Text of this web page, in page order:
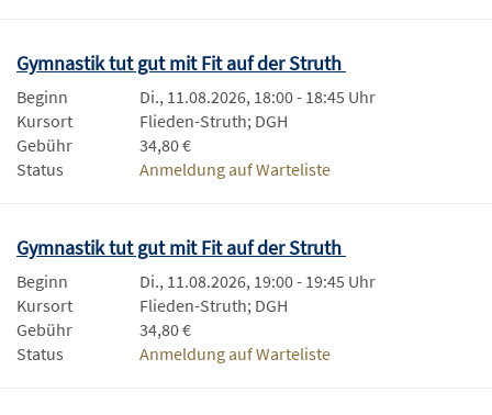
Gymnastik tut gut mit Fit auf der Struth
Beginn
Di., 11.08.2026, 18:00 - 18:45 Uhr
Kursort
Flieden-Struth; DGH
Gebühr
34,80 €
Status
Anmeldung auf Warteliste
Gymnastik tut gut mit Fit auf der Struth
Beginn
Di., 11.08.2026, 19:00 - 19:45 Uhr
Kursort
Flieden-Struth; DGH
Gebühr
34,80 €
Status
Anmeldung auf Warteliste